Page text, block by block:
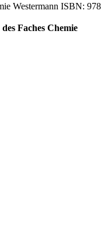
Westermann ISBN:
Faches Chemie